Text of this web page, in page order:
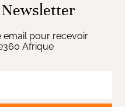
email pour recevoir
Afrique